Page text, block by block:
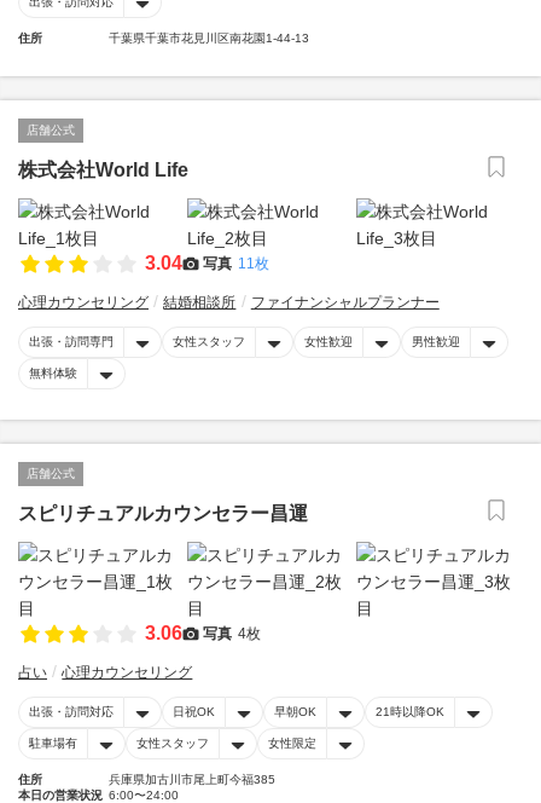
住所 千葉県千葉市花見川区南花園1-44-13
店舗公式
株式会社World Life
3.04 写真 11枚
心理カウンセリング 結婚相談所 ファイナンシャルプランナー
出張・訪問専門 女性スタッフ 女性歓迎 男性歓迎
無料体験
店舗公式
スピリチュアルカウンセラー昌運
3.06 写真 4枚
占い 心理カウンセリング
出張・訪問対応 日祝OK 早朝OK 21時以降OK
駐車場有 女性スタッフ 女性限定
住所
兵庫県加古川市尾上町今福385
本日の営業状況 6:00〜24:00